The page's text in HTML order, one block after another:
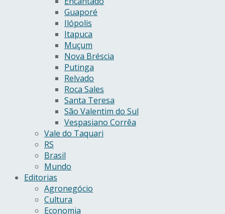
Guaporé
Ilópolis
Itapuca
Muçum
Nova Bréscia
Putinga
Relvado
Roca Sales
Santa Teresa
São Valentim do Sul
Vespasiano Corrêa
Vale do Taquari
RS
Brasil
Mundo
Editorias
Agronegócio
Cultura
Economia